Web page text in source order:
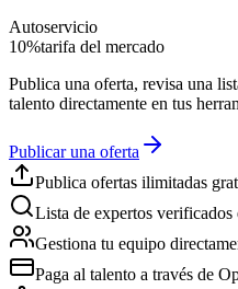
Autoservicio
10%tarifa del mercado
Publica una oferta, revisa una
talento directamente en tus
Publicar una oferta
Publica ofertas ilimitadas
Lista de expertos verificados
Gestiona tu equipo
Paga al talento a través de